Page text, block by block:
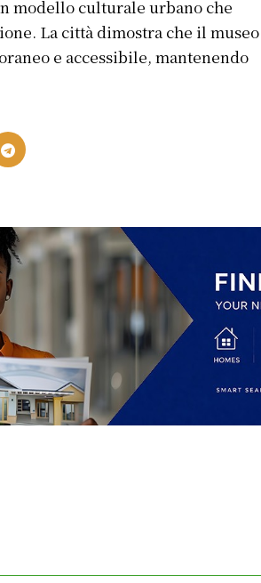
modello culturale urbano che
La città dimostra che il museo
e accessibile, mantenendo